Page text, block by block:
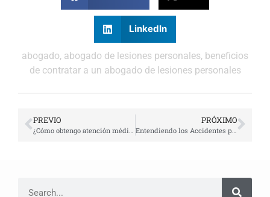
LinkedIn
abogado, abogado de lesiones personales, beneficios
de contratar a un abogado de lesiones personales
PREVIO PRÓXIMO